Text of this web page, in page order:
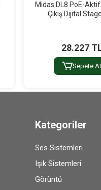
Midas DL8 PoE-Aktif
Çıkış Dijital
28.227
Sepete At
Kategoriler
Ses Sistemleri
Işık Sistemleri
Görüntü